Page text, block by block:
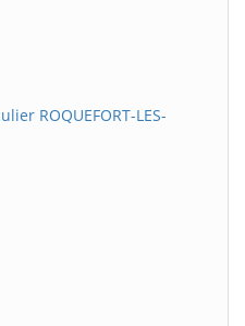
ROQUEFORT-LES-